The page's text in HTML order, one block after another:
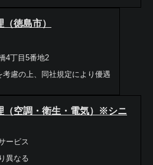
徳島市）
4丁目5番地2
慮の上、同社規定により優遇
（空調・衛生・電気）※シニ
ービス
異なる